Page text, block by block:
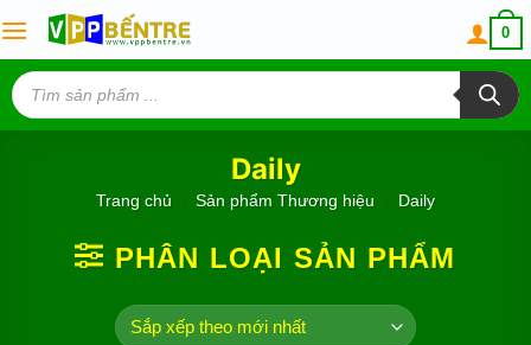
to
content
0
Tìm
kiếm
sản
phẩm
Daily
Trang chủ Sản phẩm Thương hiệu Daily
PHÂN LOẠI SẢN PHẨM